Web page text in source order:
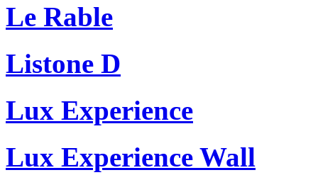
Le Rable
Listone D
Lux Experience
Lux Experience Wall